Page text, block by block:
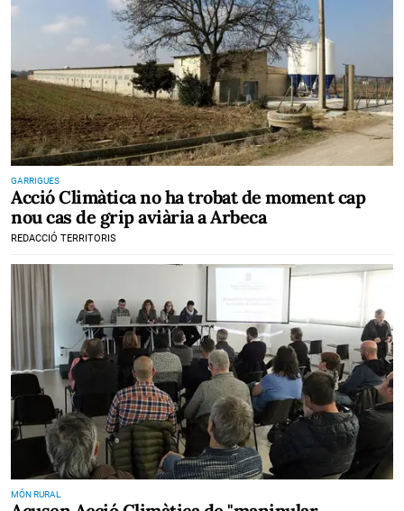
GARRIGUES
Acció Climàtica no ha trobat de moment cap
nou cas de grip aviària a Arbeca
REDACCIÓ TERRITORIS
MÓN RURAL